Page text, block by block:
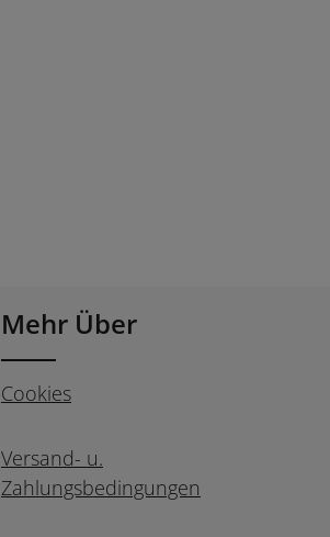
Mehr Über
Cookies
Versand- u.
Zahlungsbedingungen